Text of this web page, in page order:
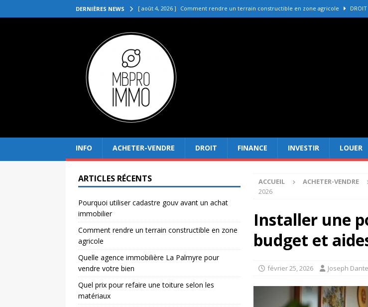
DERNIÈRES NEWS [ août 4, 2026 ] Comment rendre un terrain constructible en zone agricole DROIT
VENDRE
[ juillet 27, 2026 ]
[ juillet 23, 2026 ]
[ août 8, 2026 ]
INFO ACHETER-VENDRE DROIT FINANCE INVESTIR LOUER
ACCUEIL ACHETER-VENDRE
2026
Installer une
budget et
février 25, 2026 Joseph Dante
ARTICLES RÉCENTS
Pourquoi utiliser cadastre gouv avant un achat
immobilier
Comment rendre un terrain constructible en zone
agricole
Quelle agence immobilière La Palmyre pour
vendre votre bien
Quel prix pour refaire une toiture selon les
matériaux